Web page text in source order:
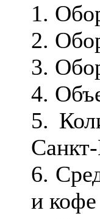
1.
2.
3.
4.
5.
6.
и